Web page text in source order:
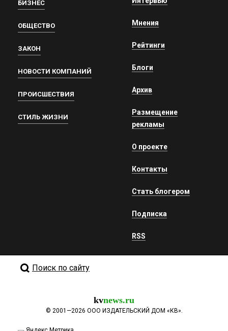
БИЗНЕС
ОБЩЕСТВО
ЗАКОН
НОВОСТИ КОМПАНИЙ
ПРОИСШЕСТВИЯ
СТИЛЬ ЖИЗНИ
Мнения
Рейтинги
Блоги
Архив
Размещение
рекламы
О проекте
Контакты
Стать блогером
Подписка
RSS
Поиск по сайту
kvnews.ru
© 2001—2026 ООО ИЗДАТЕЛЬСКИЙ ДОМ «КВ».